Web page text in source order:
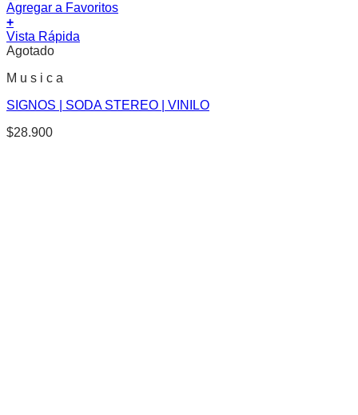
Agregar a Favoritos
+
Vista Rápida
Agotado
M u s i c a
SIGNOS | SODA STEREO | VINILO
$28.900